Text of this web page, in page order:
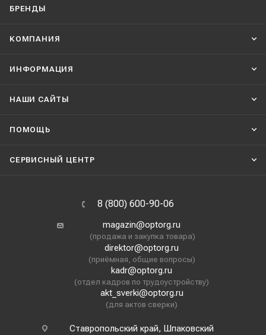
БРЕНДЫ
КОМПАНИЯ
ИНФОРМАЦИЯ
НАШИ CАЙТЫ
ПОМОЩЬ
СЕРВИСНЫЙ ЦЕНТР
8 (800) 600-90-06
magazin@optorg.ru
(продажа и закупка товара)
direktor@optorg.ru
(приёмная, общие вопросы)
kadr@optorg.ru
(отдел кадров по трудоустройству)
akt_sverki@optorg.ru
(для актов сверки)
Ставропольский край, Шпаковский